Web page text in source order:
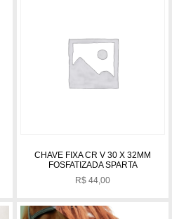
CHAVE FIXA CR V 30 X 32MM
FOSFATIZADA SPARTA
R$ 44,00